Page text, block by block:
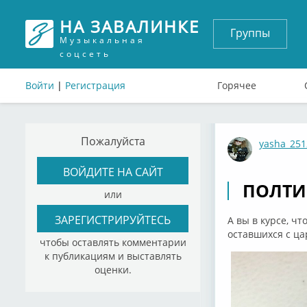
НА ЗАВАЛИНКЕ
Музыкальная
соцсеть
Войти | Регистрация
Группы
Горячее
Пожалуйста
ВОЙДИТЕ НА САЙТ
или
ЗАРЕГИСТРИРУЙТЕСЬ
чтобы оставлять комментарии
к публикациям и выставлять
оценки.
А вы в курсе,
оставшихся с